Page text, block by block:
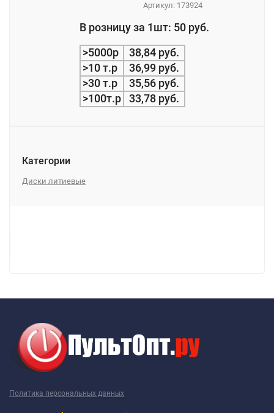
Артикул: 173924
В розницу за 1шт: 50 руб.
>5000р
38,84 руб.
>10 т.р
36,99 руб.
>30 т.р
35,56 руб.
>100т.р
33,78 руб.
Категории
Диски литиевые
Политика персональных данных